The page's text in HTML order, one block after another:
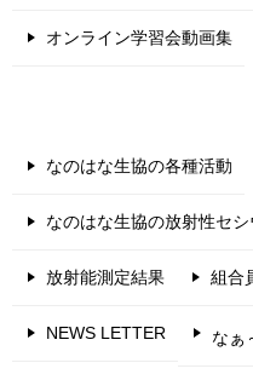
オンライン学習会動画集
なのはな生協の各種活動
なのはな生協の放射性セ
放射能測定結果 組合
NEWS LETTER なぁ